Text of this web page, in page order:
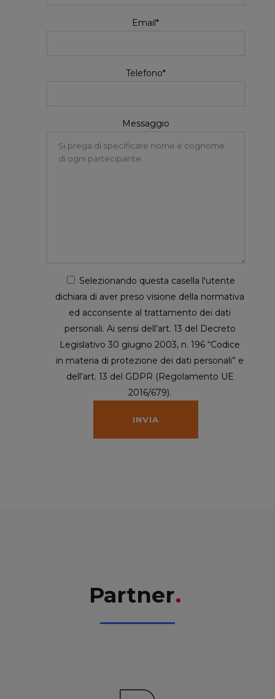
Email*
Telefono*
Messaggio
Selezionando questa casella l'utente
dichiara di aver preso visione della normativa
ed acconsente al trattamento dei dati
personali. Ai sensi dell’art. 13 del Decreto
Legislativo 30 giugno 2003, n. 196 “Codice
in materia di protezione dei dati personali” e
dell’art. 13 del GDPR (Regolamento UE
2016/679).
Partner
.